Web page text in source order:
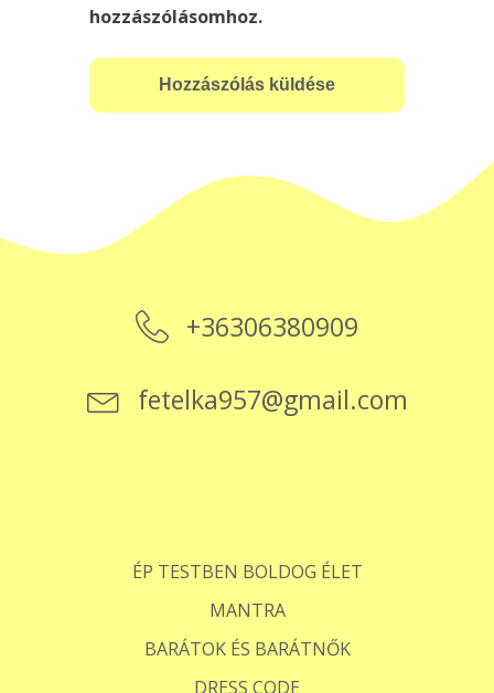
hozzászólásomhoz.
+36306380909
fetelka957@gmail.com
ÉP TESTBEN BOLDOG ÉLET
MANTRA
BARÁTOK ÉS BARÁTNŐK
DRESS CODE